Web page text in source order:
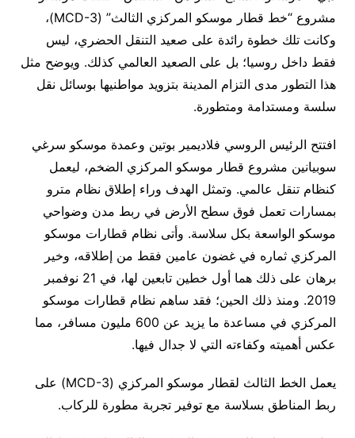
مشروع “خط قطار موسكو المركزي الثالث” (MCD-3)،
وكانت تلك خطوة رائدة على صعيد التنقل الحضري، ليس
فقط داخل روسيا؛ بل على الصعيد العالمي كذلك. ويوضح مثل
هذا التطور مدى التزام المدينة بتزويد مواطنيها بوسائل نقل
سلسة ومستدامة ومتطورة.
افتتح الرئيس الروسي فلاديمير بوتين وعمدة موسكو سرغي
سوبيانين مشروع قطار موسكو المركزي الضخم، ليعمل
كنظام تنقل عالمي. وتمثل الهدف وراء إطلاق نظام مترو
بمسارات تعمل فوق سطح الأرض في ربط مدن وضواحي
موسكو الواسعة بكل سلاسة. وأتى نظام قطارات موسكو
المركزي ثماره في غضون عامين فقط من إطلاقه، وخير
برهان على ذلك هما أول خطين تابعين لها، في 21 نوفمبر
2019. ومنذ ذلك الحين؛ فقد ساهم نظام قطارات موسكو
المركزي في مساعدة ما يزيد عن 600 مليون مسافر، مما
عكس أهميته وكفاءته التي لا جدال فيها.
يعمل الخط الثالث لقطار موسكو المركزي (MCD-3) على
ربط المناطق بسلاسة مع توفير تجربة مطورة للركاب.